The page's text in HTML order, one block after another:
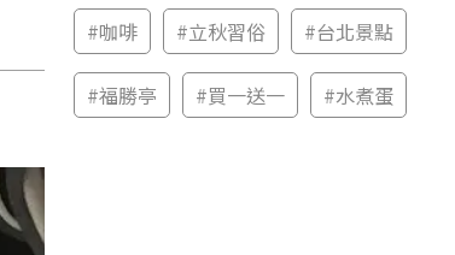
#咖啡 #立秋習俗 #台北景點
#福勝亭 #買一送一 #水煮蛋